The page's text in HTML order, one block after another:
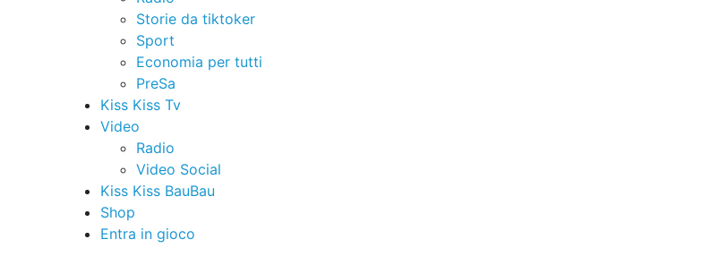
Storie da tiktoker
Sport
Economia per tutti
PreSa
Kiss Kiss Tv
Video
Radio
Video Social
Kiss Kiss BauBau
Shop
Entra in gioco